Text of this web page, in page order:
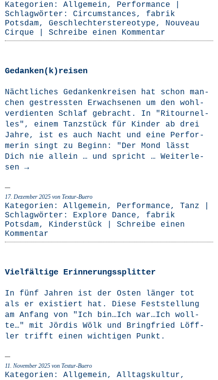
Kategorien: Allgemein, Performance
Schlagwörter: Circumstances, fabrik
Potsdam, Geschlechterstereotype, Nouveau
Cirque
Schreibe einen Kommentar
Gedanken(k)reisen
Nächt­li­ches Gedan­ken­krei­sen hat schon man­
chen gestress­ten Erwach­se­nen um den wohl­
ver­dien­ten Schlaf gebracht. In "Ritour­nel­
les", einem Tanz­stück für Kin­der ab drei
Jah­re, ist es auch Nacht und eine Per­for­
me­rin singt zu Beginn: "Der Mond lässt
Dich nie allein … und spricht … Wei­ter­le­
sen →
17. Dezember 2025 von Textur-Buero
Kategorien: Allgemein, Performance, Tanz
Schlagwörter: Explore Dance, fabrik
Potsdam, Kinderstück
Schreibe einen
Kommentar
Vielfältige Erinnerungssplitter
In fünf Jah­ren ist der Osten län­ger tot
als er exis­tiert hat. Die­se Fest­stel­lung
am Anfang von "Ich bin…Ich war…Ich woll­
te…" mit Jör­dis Wölk und Bring­fried Löff­
ler trifft einen wich­ti­gen Punkt.
11. November 2025 von Textur-Buero
Kategorien: Allgemein, Alltagskultur,